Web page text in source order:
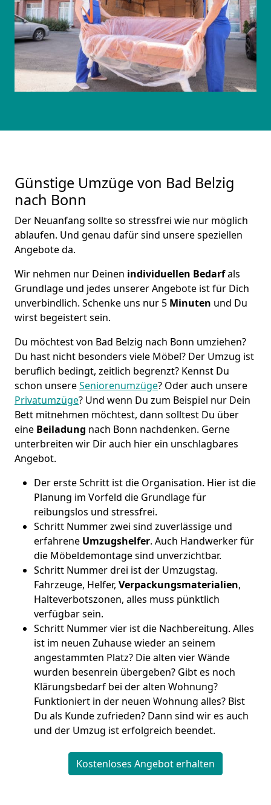
Günstige Umzüge von Bad Belzig
nach Bonn
Der Neuanfang sollte so stressfrei wie nur möglich
ablaufen. Und genau dafür sind unsere speziellen
Angebote da.
Wir nehmen nur Deinen individuellen Bedarfals
Grundlage und jedes unserer Angebote ist für Dich
unverbindlich. Schenke uns nur 5 Minuten und Du
wirst begeistert sein.
Du möchtest von Bad Belzig nach Bonn umziehen?
Du hast nicht besonders viele Möbel? Der Umzug ist
beruflich bedingt, zeitlich begrenzt? Kennst Du
schon unsereSeniorenumzüge? Oder auch unsere
Privatumzüge? Und wenn Du zum Beispiel nur Dein
Bett mitnehmen möchtest, dann solltest Du über
eine Beiladung nach Bonn nachdenken. Gerne
unterbreiten wir Dir auch hier ein unschlagbares
Angebot.
Der erste Schritt ist die Organisation. Hier ist die
Planung im Vorfeld die Grundlage für
reibungslos und stressfrei.
Schritt Nummer zwei sind zuverlässige und
erfahrene Umzugshelfer. Auch Handwerker für
die Möbeldemontage sind unverzichtbar.
Schritt Nummer drei ist der Umzugstag.
Fahrzeuge, Helfer, Verpackungsmaterialien,
Halteverbotszonen, alles muss pünktlich
verfügbar sein.
Schritt Nummer vier ist die Nachbereitung. Alles
ist im neuen Zuhause wieder an seinem
angestammten Platz? Die alten vier Wände
wurden besenrein übergeben? Gibt es noch
Klärungsbedarf bei der alten Wohnung?
Funktioniert in der neuen Wohnung alles? Bist
Du als Kunde zufrieden? Dann sind wir es auch
und der Umzug ist erfolgreich beendet.
Kostenloses Angebot erhalten